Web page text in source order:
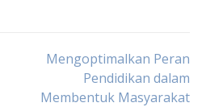
Mengoptimalkan Peran
Pendidikan dalam
Membentuk Masyarakat